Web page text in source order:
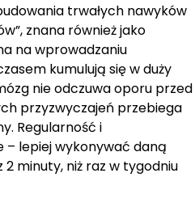
trwałych nawyków
znana również jako
na wprowadzaniu
kumulują się w duży
nie odczuwa oporu przed
przyzwyczajeń przebiega
Regularność i
– lepiej wykonywać daną
minuty, niż raz w tygodniu